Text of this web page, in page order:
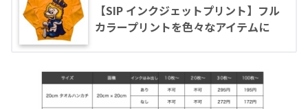
【SIP インクジェットプリント】フル
カラープリントを色々なアイテムに